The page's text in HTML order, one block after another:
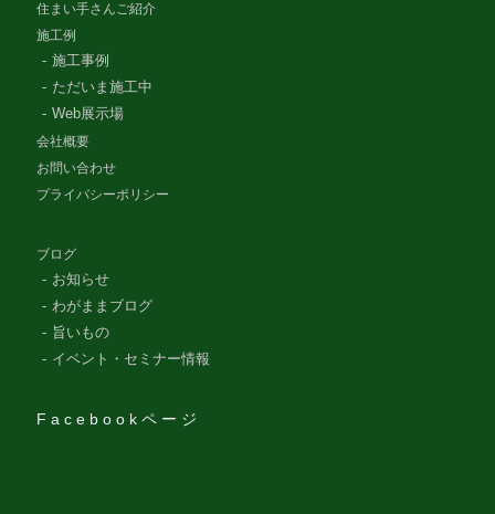
住まい手さんご紹介
施工例
施工事例
ただいま施工中
Web展示場
会社概要
お問い合わせ
プライバシーポリシー
ブログ
お知らせ
わがままブログ
旨いもの
イベント・セミナー情報
Facebookページ